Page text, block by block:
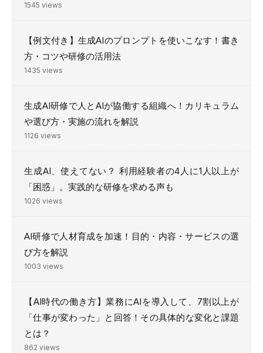
1545 views
【例文付き】生成AIのプロンプトを使いこなす！書き
方・コツや研修の活用法
1435 views
生成AI研修で人とAIが協働する組織へ！カリキュラム
や選び方・実施の流れを解説
1126 views
生成AI、使えてない？ 利用経験者の4人に1人以上が
「困惑」。実践的な研修を求める声も
1026 views
AI研修で人材育成を加速！目的・内容・サービスの選
び方を解説
1003 views
【AI時代の働き方】業務にAIを導入して、7割以上が
「仕事が変わった」と回答！その具体的な変化と課題
とは？
862 views